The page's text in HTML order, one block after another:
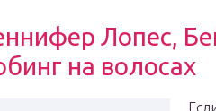
Лопес,
на волосах